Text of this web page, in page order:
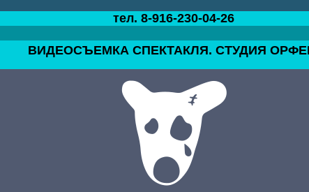
тел. 8-916-230-04-26
ВИДЕОСЪЕМКА СПЕКТАКЛЯ. СТУДИЯ